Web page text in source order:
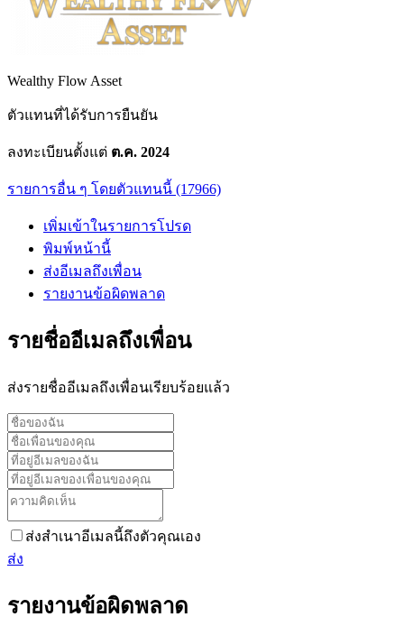
Wealthy Flow Asset
ตัวแทนที่ได้รับการยืนยัน
ลงทะเบียนตั้งแต่ ต.ค. 2024
รายการอื่น ๆ โดยตัวแทนนี้ (17966)
เพิ่มเข้าในรายการโปรด
พิมพ์หน้านี้
ส่งอีเมลถึงเพื่อน
รายงานข้อผิดพลาด
รายชื่ออีเมลถึงเพื่อน
ส่งรายชื่ออีเมลถึงเพื่อนเรียบร้อยแล้ว
ส่งสำเนาอีเมลนี้ถึงตัวคุณเอง
ส่ง
รายงานข้อผิดพลาด